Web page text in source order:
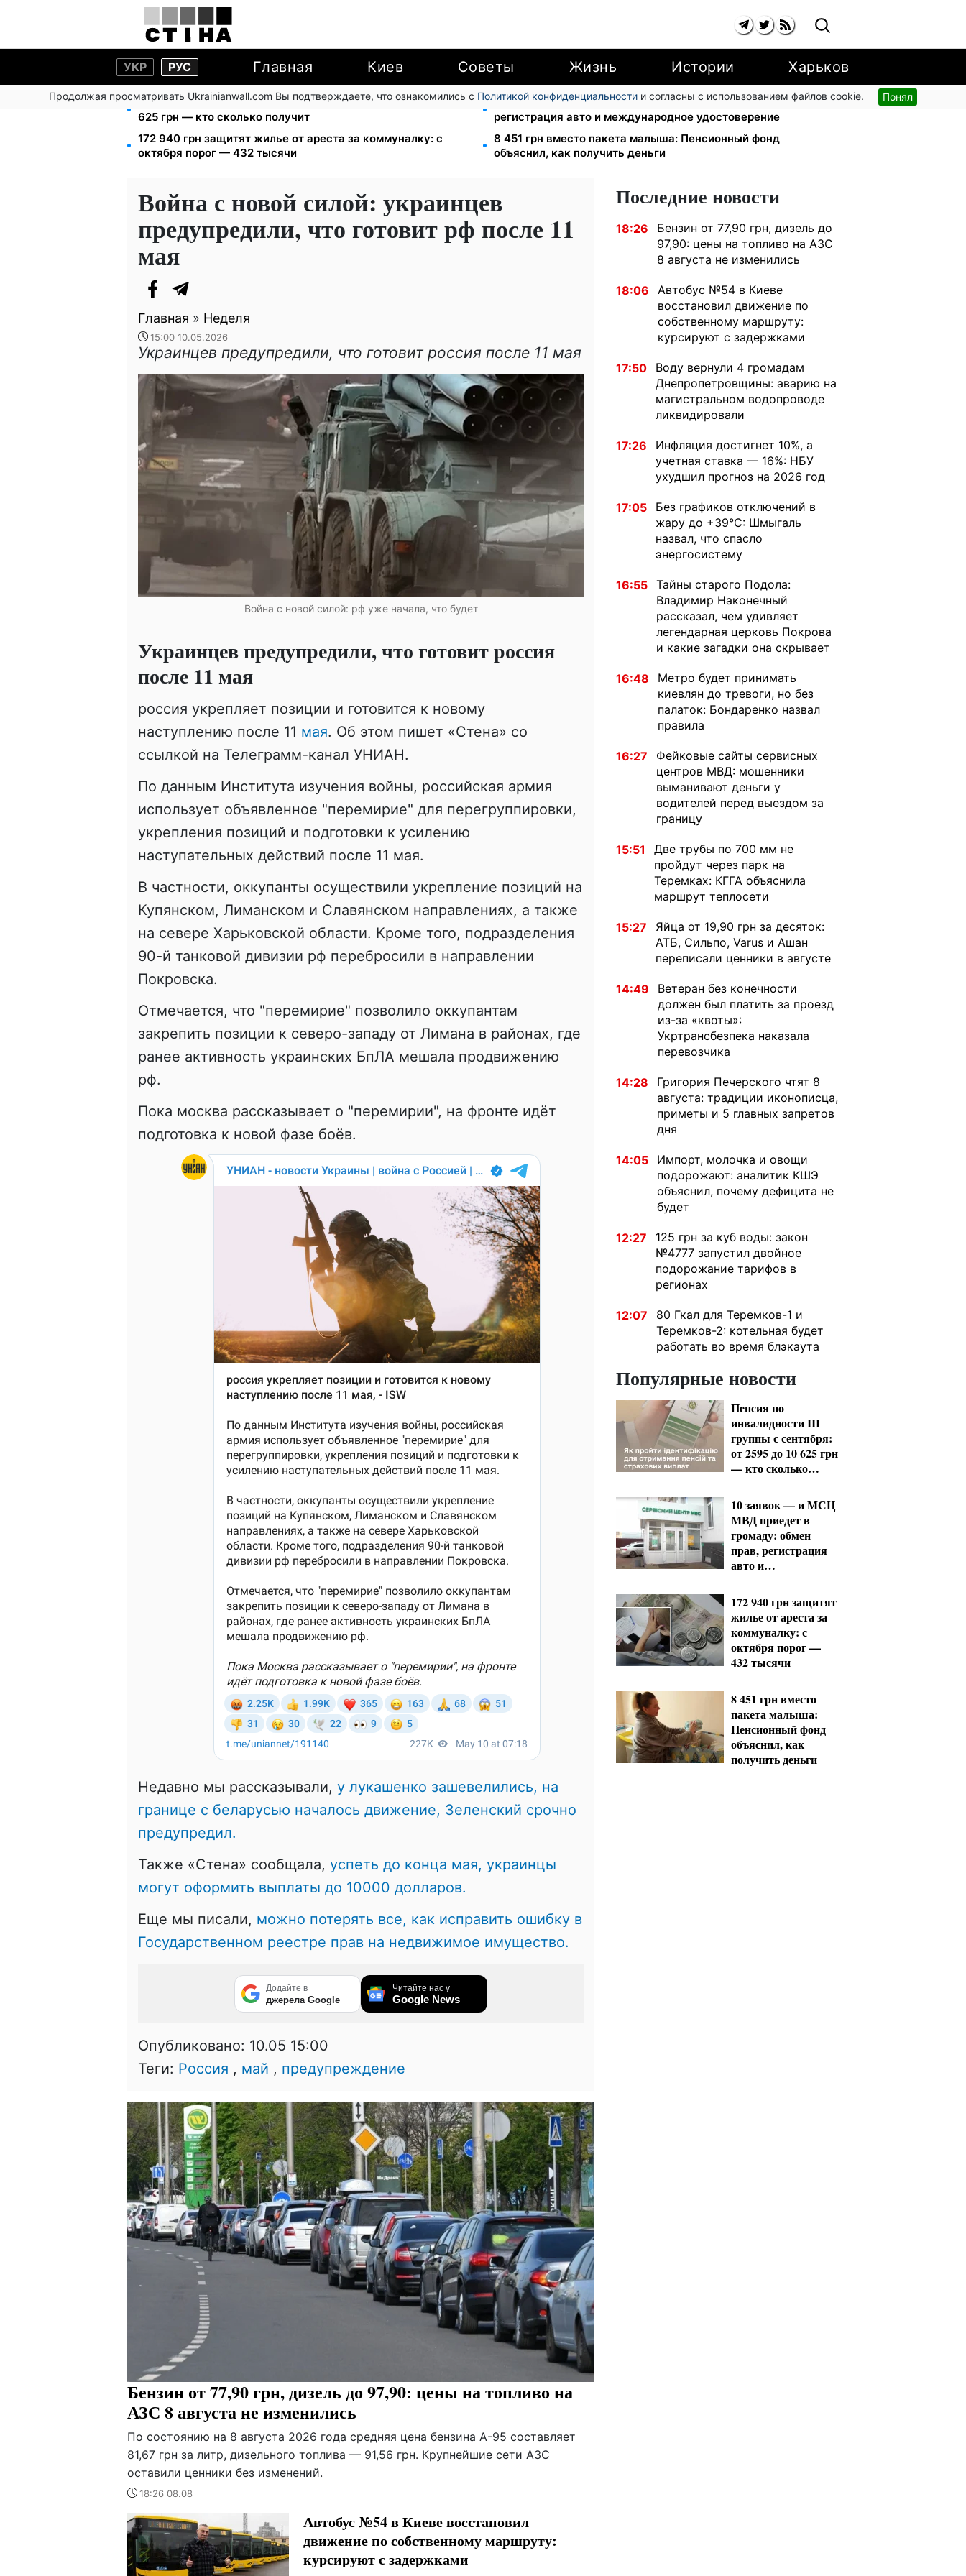
УКР РУС Главная Киев Советы Жизнь Истории Харьков
Продолжая просматривать Ukrainianwall.com Вы подтверждаете, что ознакомились с Политикой конфиденциальности и согласны с использованием файлов cookie. Понял
Пенсия по инвалидности III группы с сентября: от 2595 до 10
625 грн — кто сколько получит
10 заявок — и МСЦ МВД приедет в громаду: обмен прав,
регистрация авто и международное удостоверение
172 940 грн защитят жилье от ареста за коммуналку: с
октября порог — 432 тысячи
8 451 грн вместо пакета малыша: Пенсионный фонд
объяснил, как получить деньги
Война с новой силой: украинцев
предупредили, что готовит рф после 11
мая
Главная » Неделя
15:00 10.05.2026
Украинцев предупредили, что готовит россия после 11 мая
Война с новой силой: рф уже начала, что будет
Украинцев предупредили, что готовит россия
после 11 мая
россия укрепляет позиции и готовится к новому
наступлению после 11 мая. Об этом пишет «Стена» со
ссылкой на Телеграмм-канал УНИАН.
По данным Института изучения войны, российская армия
использует объявленное "перемирие" для перегруппировки,
укрепления позиций и подготовки к усилению
наступательных действий после 11 мая.
В частности, оккупанты осуществили укрепление позиций на
Купянском, Лиманском и Славянском направлениях, а также
на севере Харьковской области. Кроме того, подразделения
90-й танковой дивизии рф перебросили в направлении
Покровска.
Отмечается, что "перемирие" позволило оккупантам
закрепить позиции к северо-западу от Лимана в районах, где
ранее активность украинских БпЛА мешала продвижению
рф.
Пока москва рассказывает о "перемирии", на фронте идёт
подготовка к новой фазе боёв.
Недавно мы рассказывали, у лукашенко зашевелились, на
границе с беларусью началось движение, Зеленский срочно
предупредил.
Также «Стена» сообщала, успеть до конца мая, украинцы
могут оформить выплаты до 10000 долларов.
Еще мы писали, можно потерять все, как исправить ошибку в
Государственном реестре прав на недвижимое имущество.
Додайте в
джерела Google
Читайте нас у
Google News
Опубликовано: 10.05 15:00
Теги: Россия , май , предупреждение
Бензин от 77,90 грн, дизель до 97,90: цены на топливо на
АЗС 8 августа не изменились
По состоянию на 8 августа 2026 года средняя цена бензина А-95 составляет
81,67 грн за литр, дизельного топлива — 91,56 грн. Крупнейшие сети АЗС
оставили ценники без изменений.
18:26 08.08
Автобус №54 в Киеве восстановил
движение по собственному маршруту:
курсируют с задержками
Последние новости
18:26
Бензин от 77,90 грн, дизель до
97,90: цены на топливо на АЗС
8 августа не изменились
18:06
Автобус №54 в Киеве
восстановил движение по
собственному маршруту:
курсируют с задержками
17:50
Воду вернули 4 громадам
Днепропетровщины: аварию на
магистральном водопроводе
ликвидировали
17:26
Инфляция достигнет 10%, а
учетная ставка — 16%: НБУ
ухудшил прогноз на 2026 год
17:05
Без графиков отключений в
жару до +39°C: Шмыгаль
назвал, что спасло
энергосистему
16:55 Тайны старого Подола:
Владимир Наконечный
рассказал, чем удивляет
легендарная церковь Покрова
и какие загадки она скрывает
16:48
Метро будет принимать
киевлян до тревоги, но без
палаток: Бондаренко назвал
правила
16:27
Фейковые сайты сервисных
центров МВД: мошенники
выманивают деньги у
водителей перед выездом за
границу
15:51
Две трубы по 700 мм не
пройдут через парк на
Теремках: КГГА объяснила
маршрут теплосети
15:27
Яйца от 19,90 грн за десяток:
АТБ, Сильпо, Varus и Ашан
переписали ценники в августе
14:49
Ветеран без конечности
должен был платить за проезд
из-за «квоты»:
Укртрансбезпека наказала
перевозчика
14:28
Григория Печерского чтят 8
августа: традиции иконописца,
приметы и 5 главных запретов
дня
14:05
Импорт, молочка и овощи
подорожают: аналитик КШЭ
объяснил, почему дефицита не
будет
12:27
125 грн за куб воды: закон
№4777 запустил двойное
подорожание тарифов в
регионах
12:07
80 Гкал для Теремков-1 и
Теремков-2: котельная будет
работать во время блэкаута
Популярные новости
Пенсия по
инвалидности III
группы с сентября:
от 2595 до 10 625 грн
— кто сколько
10 заявок — и МСЦ
МВД приедет в
громаду: обмен
прав, регистрация
авто и
удостоверение
172 940 грн защитят
жилье от ареста за
коммуналку: с
октября порог —
432 тысячи
8 451 грн вместо
пакета малыша:
Пенсионный фонд
объяснил, как
получить деньги